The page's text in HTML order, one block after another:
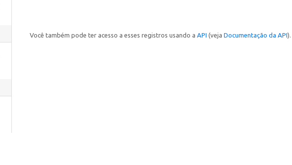
Você também pode ter acesso a esses registros usando a API (veja Documentação da API).